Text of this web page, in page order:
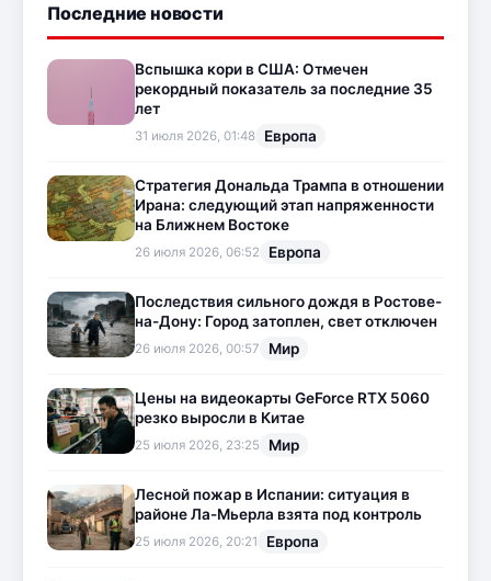
Последние новости
Вспышка кори в США: Отмечен
рекордный показатель за последние 35
лет
31 июля 2026, 01:48 Европа
Стратегия Дональда Трампа в отношении
Ирана: следующий этап напряженности
на Ближнем Востоке
26 июля 2026, 06:52 Европа
Последствия сильного дождя в Ростове-
на-Дону: Город затоплен, свет отключен
26 июля 2026, 00:57 Мир
Цены на видеокарты GeForce RTX 5060
резко выросли в Китае
25 июля 2026, 23:25 Мир
Лесной пожар в Испании: ситуация в
районе Ла-Мьерла взята под контроль
25 июля 2026, 20:21 Европа